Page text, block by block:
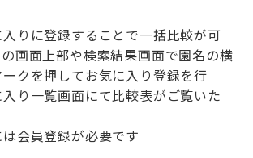
りに登録することで一括比較が可
画面上部や検索結果画面で園名の横
クを押してお気に入り登録を行
り一覧画面にて比較表がご覧いた
会員登録が必要です